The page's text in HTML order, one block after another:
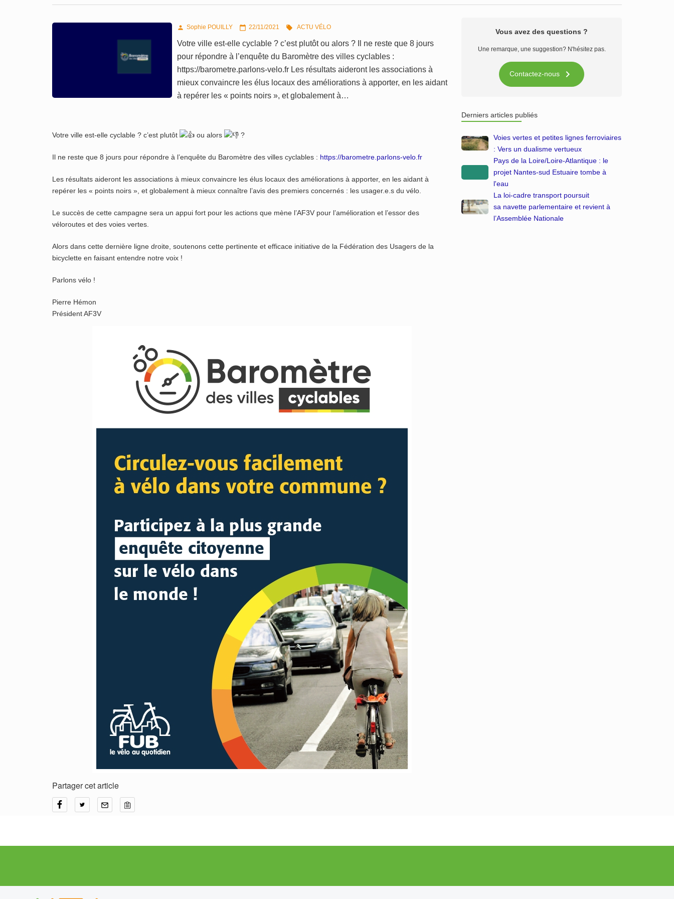
 Sophie POUILLY  22/11/2021  ACTU VÉLO
Votre ville est-elle cyclable ? c’est plutôt ou alors ? Il ne reste que 8 jours
pour répondre à l’enquête du Baromètre des villes cyclables :
https://barometre.parlons-velo.fr Les résultats aideront les associations à
mieux convaincre les élus locaux des améliorations à apporter, en les aidant
à repérer les « points noirs », et globalement à…
Votre ville est-elle cyclable ? c’est plutôt ou alors ?
Il ne reste que 8 jours pour répondre à l’enquête du Baromètre des villes cyclables : https://barometre.parlons-velo.fr
Les résultats aideront les associations à mieux convaincre les élus locaux des améliorations à apporter, en les aidant à
repérer les « points noirs », et globalement à mieux connaître l’avis des premiers concernés : les usager.e.s du vélo.
Le succès de cette campagne sera un appui fort pour les actions que mène l’AF3V pour l’amélioration et l’essor des
véloroutes et des voies vertes.
Alors dans cette dernière ligne droite, soutenons cette pertinente et efficace initiative de la Fédération des Usagers de la
bicyclette en faisant entendre notre voix !
Parlons vélo !
Pierre Hémon
Président AF3V
Vous avez des questions ?
Une remarque, une suggestion? N'hésitez pas.
Contactez-nous 
Derniers articles publiés
Voies vertes et petites lignes ferroviaires
: Vers un dualisme vertueux
Pays de la Loire/Loire-Atlantique : le
projet Nantes-sud Estuaire tombe à
l'eau
La loi-cadre transport poursuit
sa navette parlementaire et revient à
l’Assemblée Nationale
Partager cet article